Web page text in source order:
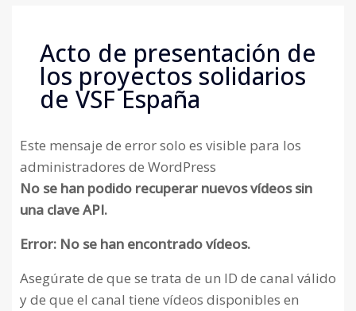
Acto de presentación de
los proyectos solidarios
de VSF España
Este mensaje de error solo es visible para los
administradores de WordPress
No se han podido recuperar nuevos vídeos sin
una clave API.
Error: No se han encontrado vídeos.
Asegúrate de que se trata de un ID de canal válido
y de que el canal tiene vídeos disponibles en